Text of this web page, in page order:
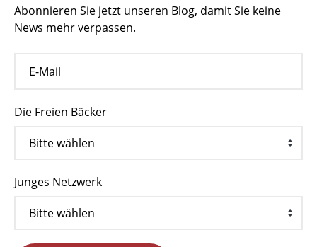
Abonnieren Sie jetzt unseren Blog, damit Sie keine
News mehr verpassen.
Die Freien Bäcker
Junges Netzwerk